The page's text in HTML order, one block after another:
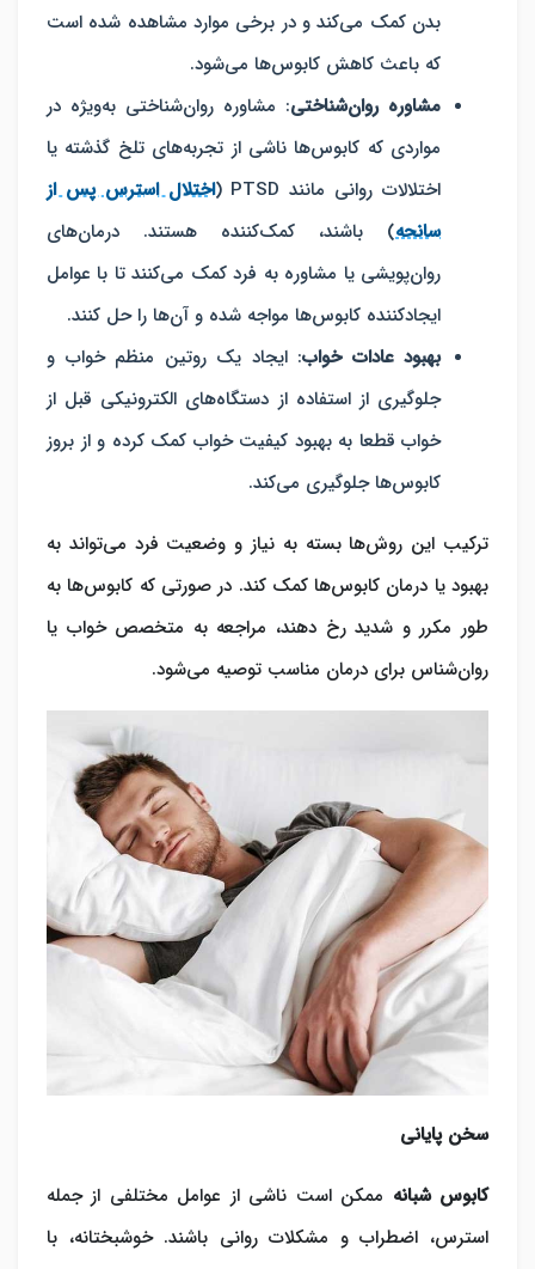
بدن کمک می‌کند و در برخی موارد مشاهده شده است
که باعث کاهش کابوس‌ها می‌شود.
مشاوره روان‌شناختی: مشاوره روان‌شناختی به‌ویژه در
مواردی که کابوس‌ها ناشی از تجربه‌های تلخ گذشته یا
اختلالات روانی مانند PTSD (
اختلال استرس پس از
سانحه) باشند، کمک‌کننده هستند. درمان‌های
روان‌پویشی یا مشاوره به فرد کمک می‌کنند تا با عوامل
ایجادکننده کابوس‌ها مواجه شده و آن‌ها را حل کنند.
بهبود عادات خواب: ایجاد یک روتین منظم خواب و
جلوگیری از استفاده از دستگاه‌های الکترونیکی قبل از
خواب قطعا به بهبود کیفیت خواب کمک کرده و از بروز
کابوس‌ها جلوگیری می‌کند.
ترکیب این روش‌ها بسته به نیاز و وضعیت فرد می‌تواند به
بهبود یا درمان کابوس‌ها کمک کند. در صورتی که کابوس‌ها به
طور مکرر و شدید رخ دهند، مراجعه به متخصص خواب یا
روان‌شناس برای درمان مناسب توصیه می‌شود.
سخن پایانی
کابوس‌ شبانه ممکن است ناشی از عوامل مختلفی از جمله
استرس، اضطراب و مشکلات روانی باشند. خوشبختانه، با